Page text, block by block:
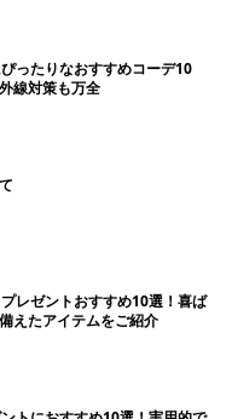
ったりなおすすめコーデ10
線対策も万全
レゼントおすすめ10選！喜ば
えたアイテムをご紹介